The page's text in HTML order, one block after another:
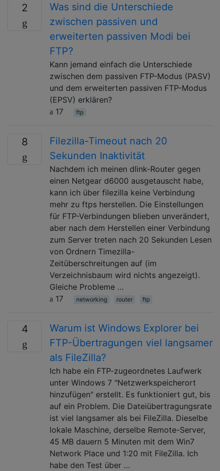
2
Was sind die Unterschiede
zwischen passiven und
erweiterten passiven Modi bei
FTP?
Kann jemand einfach die Unterschiede
zwischen dem passiven FTP-Modus (PASV)
und dem erweiterten passiven FTP-Modus
(EPSV) erklären?
17
ftp
8
Filezilla-Timeout nach 20
Sekunden Inaktivität
Nachdem ich meinen dlink-Router gegen
einen Netgear d6000 ausgetauscht habe,
kann ich über filezilla keine Verbindung
mehr zu ftps herstellen. Die Einstellungen
für FTP-Verbindungen blieben unverändert,
aber nach dem Herstellen einer Verbindung
zum Server treten nach 20 Sekunden Lesen
von Ordnern Timezilla-
Zeitüberschreitungen auf (im
Verzeichnisbaum wird nichts angezeigt).
Gleiche Probleme …
17
networking router ftp
4
Warum ist Windows Explorer bei
FTP-Übertragungen viel langsamer
als FileZilla?
Ich habe ein FTP-zugeordnetes Laufwerk
unter Windows 7 "Netzwerkspeicherort
hinzufügen" erstellt. Es funktioniert gut, bis
auf ein Problem. Die Dateiübertragungsrate
ist viel langsamer als bei FileZilla. Dieselbe
lokale Maschine, derselbe Remote-Server,
45 MB dauern 5 Minuten mit dem Win7
Network Place und 1:20 mit FileZilla. Ich
habe den Test über …